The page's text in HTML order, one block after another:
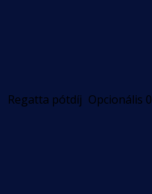
Regatta pótdíj Opcionális 0